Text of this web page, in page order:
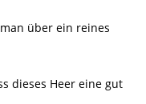
über ein reines
dieses Heer eine gut